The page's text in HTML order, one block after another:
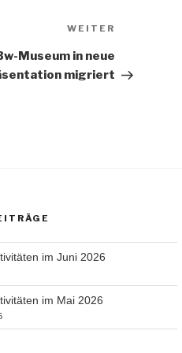
WEITER
Museum in neue
migriert
im Juni 2026
im Mai 2026